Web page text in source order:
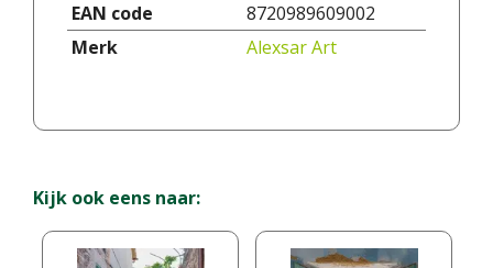
EAN code
8720989609002
Merk
Alexsar Art
Kijk ook eens naar: